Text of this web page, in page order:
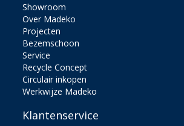
Showroom
Over Madeko
Projecten
Bezemschoon
Service
Recycle Concept
Circulair inkopen
Werkwijze Madeko
Klantenservice